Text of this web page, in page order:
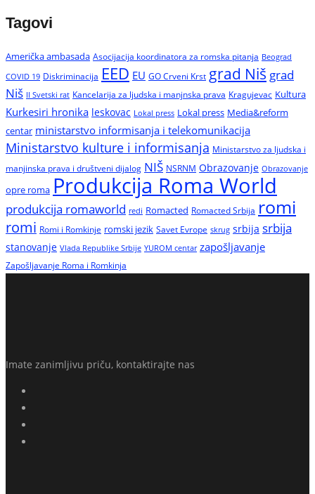
Tagovi
Američka ambasada Asocijacija koordinatora za romska pitanja Beograd
COVID 19 Diskriminacija EED EU GO Crveni Krst grad Niš grad
Niš II Svetski rat Kancelarija za ljudska i manjnska prava Kragujevac Kultura
Kurkesiri hronika leskovac Lokal press Lokal press Media&reform
centar ministarstvo informisanja i telekomunikacija
Ministarstvo kulture i informisanja Ministarstvo za ljudska i
manjinska prava i društveni dijalog NIŠ NSRNM Obrazovanje Obrazovanje
opre roma Produkcija Roma World
produkcija romaworld redi Romacted Romacted Srbija romi
romi Romi i Romkinje romski jezik Savet Evrope skrug srbija srbija
stanovanje Vlada Republike Srbije YUROM centar zapošljavanje
Zapošljavanje Roma i Romkinja
Imate zanimljivu priču, kontaktirajte nas